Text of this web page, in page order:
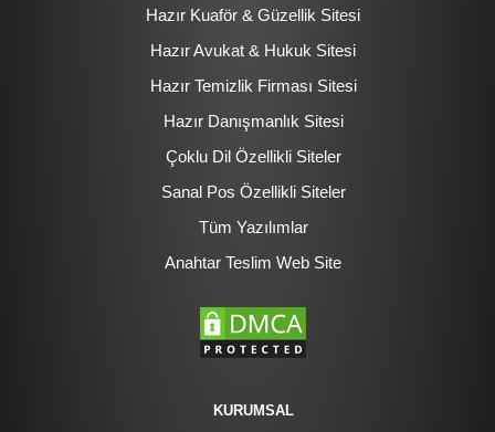
Hazır Kuaför & Güzellik Sitesi
Hazır Avukat & Hukuk Sitesi
Hazır Temizlik Firması Sitesi
Hazır Danışmanlık Sitesi
Çoklu Dil Özellikli Siteler
Sanal Pos Özellikli Siteler
Tüm Yazılımlar
Anahtar Teslim Web Site
KURUMSAL